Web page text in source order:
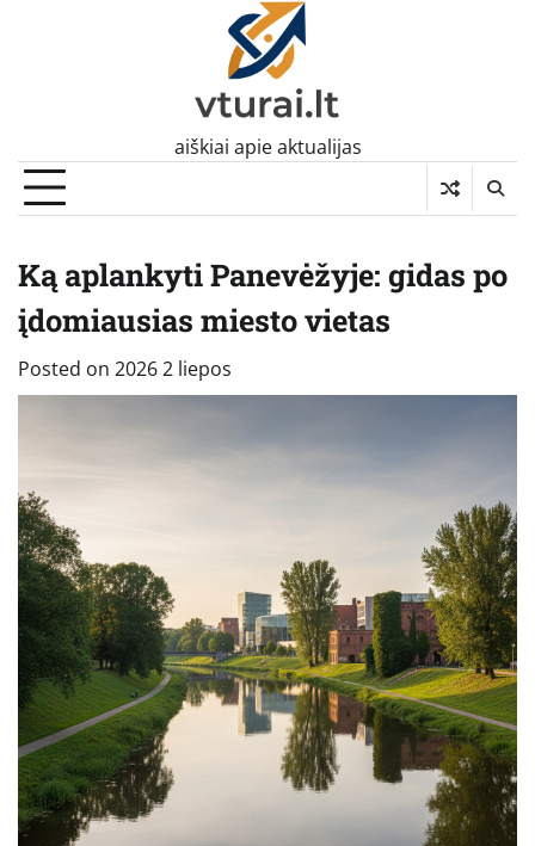
aiškiai apie aktualijas
Ką aplankyti Panevėžyje: gidas po
įdomiausias miesto vietas
Posted on 2026 2 liepos